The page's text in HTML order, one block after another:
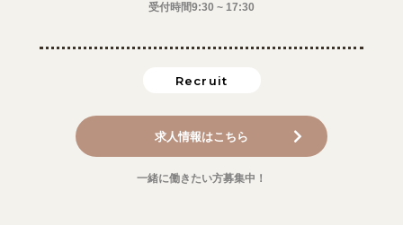
受付時間9:30 ~ 17:30
Recruit
求人情報はこちら
一緒に働きたい方募集中！